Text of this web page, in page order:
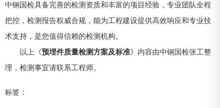
中钢国检具备完善的检测资质和丰富的项目经验，专业团队全程
把控，检测报告权威合规，能为工程建设提供高效响应和专业技
术支持，是您值得信赖的检测机构。
以上《预埋件质量检测方案及标准》内容由中钢国检张工整
理，检测事宜请联系工程师。
标签：